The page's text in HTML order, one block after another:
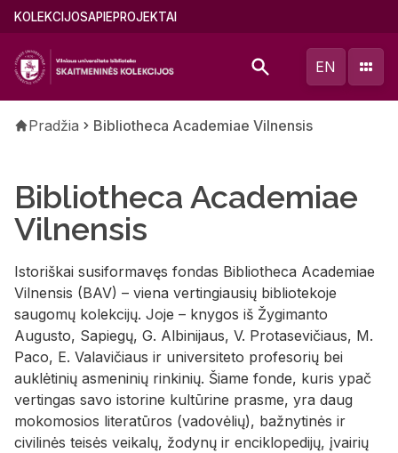
Pereiti
pagrindinį
turinį
Main
(lithuanian)
KOLEKCIJOSAPIEPROJEKTAI
EN
Kelias
Pradžia Bibliotheca Academiae Vilnensis
Bibliotheca Academiae
Vilnensis
Istoriškai susiformavęs fondas Bibliotheca Academiae
Vilnensis (BAV) – viena vertingiausių bibliotekoje
saugomų kolekcijų. Joje – knygos iš Žygimanto
Augusto, Sapiegų, G. Albinijaus, V. Protasevičiaus, M.
Paco, E. Valavičiaus ir universiteto profesorių bei
auklėtinių asmeninių rinkinių. Šiame fonde, kuris ypač
vertingas savo istorine kultūrine prasme, yra daug
mokomosios literatūros (vadovėlių), bažnytinės ir
civilinės teisės veikalų, žodynų ir enciklopedijų, įvairių